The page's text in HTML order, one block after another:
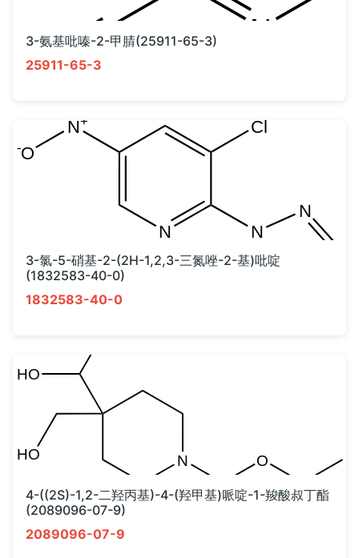
3-氨基吡嗪-2-甲腈(25911-65-3)
25911-65-3
3-氯-5-硝基-2-(2H-1,2,3-三氮唑-2-基)吡啶
(1832583-40-0)
1832583-40-0
4-((2S)-1,2-二羟丙基)-4-(羟甲基)哌啶-1-羧酸叔丁酯
(2089096-07-9)
2089096-07-9